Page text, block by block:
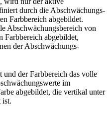
durch die Abschwächungs-
Farbbereich abgebildet.
Abschwächungsbereich von
Farbbereich abgebildet,
der Abschwächungs-
der Farbbereich das volle
im
abgebildet, die vertikal unter
ist.